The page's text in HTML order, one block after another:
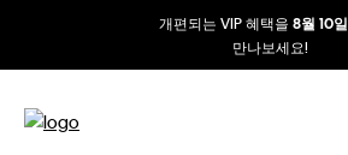
개편되는 VIP 혜택을 8월 10일
만나보세요!